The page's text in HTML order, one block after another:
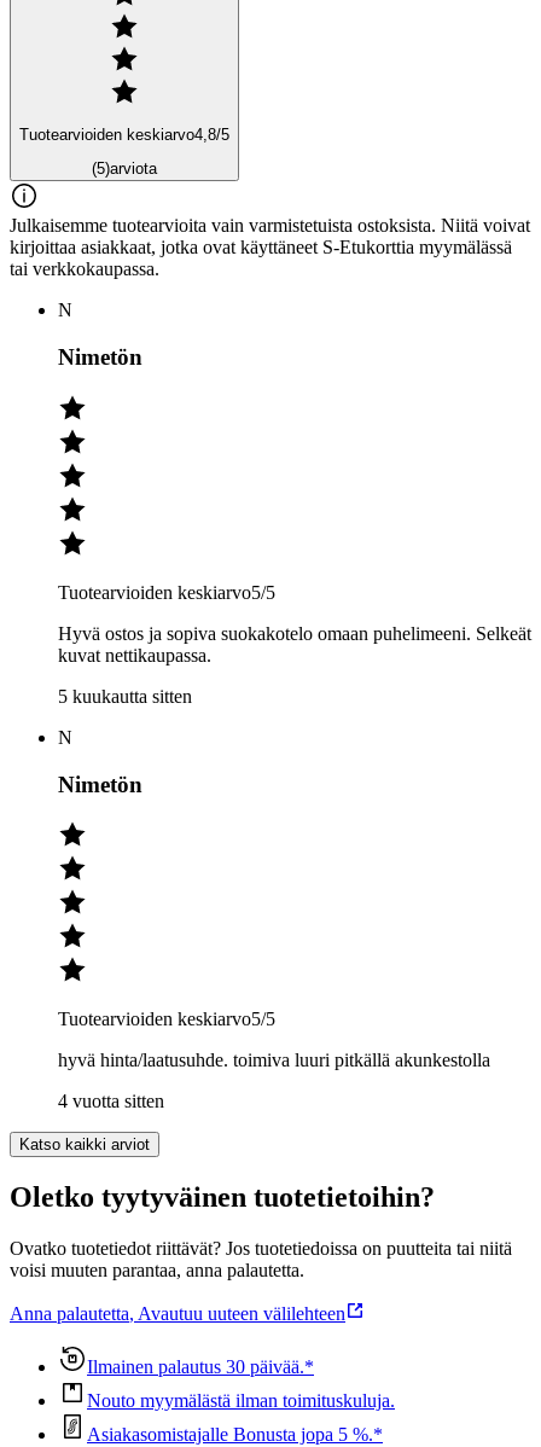
Tuotearvioiden keskiarvo4,8/5
(5)arviota
Julkaisemme tuotearvioita vain varmistetuista ostoksista. Niitä voivat
kirjoittaa asiakkaat, jotka ovat käyttäneet S-Etukorttia myymälässä
tai verkkokaupassa.
N
Nimetön
Tuotearvioiden keskiarvo5/5
Hyvä ostos ja sopiva suokakotelo omaan puhelimeeni. Selkeät
kuvat nettikaupassa.
5 kuukautta sitten
N
Nimetön
Tuotearvioiden keskiarvo5/5
hyvä hinta/laatusuhde. toimiva luuri pitkällä akunkestolla
4 vuotta sitten
Katso kaikki arviot
Oletko tyytyväinen tuotetietoihin?
Ovatko tuotetiedot riittävät? Jos tuotetiedoissa on puutteita tai niitä
voisi muuten parantaa, anna palautetta.
Anna palautetta, Avautuu uuteen välilehteen
Ilmainen palautus 30 päivää.*
Nouto myymälästä ilman toimituskuluja.
Asiakasomistajalle Bonusta jopa 5 %.*